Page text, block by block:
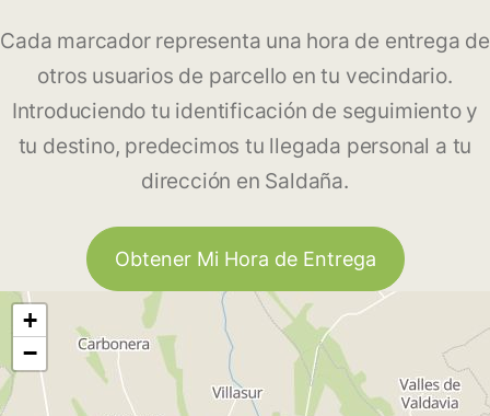
Cada marcador representa una hora de entrega de
otros usuarios de parcello en tu vecindario.
Introduciendo tu identificación de seguimiento y
tu destino, predecimos tu llegada personal a tu
dirección en Saldaña.
Obtener Mi Hora de Entrega
+
−